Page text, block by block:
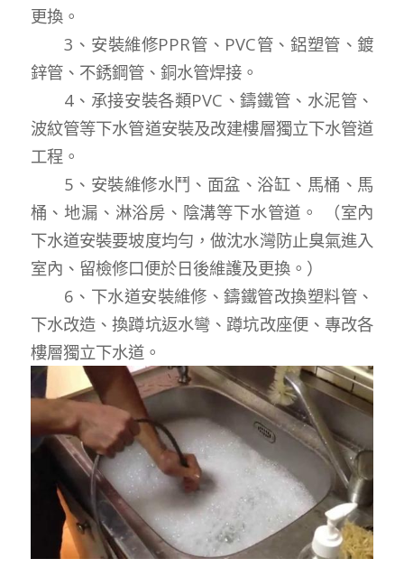
更換。
3、安裝維修PPR管、PVC管、鋁塑管、鍍
鋅管、不銹鋼管、銅水管焊接。
4、承接安裝各類PVC、鑄鐵管、水泥管、
波紋管等下水管道安裝及改建樓層獨立下水管道
工程。
5、安裝維修水鬥、面盆、浴缸、馬桶、馬
桶、地漏、淋浴房、陰溝等下水管道。 （室內
下水道安裝要坡度均勻，做沈水灣防止臭氣進入
室內、留檢修口便於日後維護及更換。）
6、下水道安裝維修、鑄鐵管改換塑料管、
下水改造、換蹲坑返水彎、蹲坑改座便、專改各
樓層獨立下水道。